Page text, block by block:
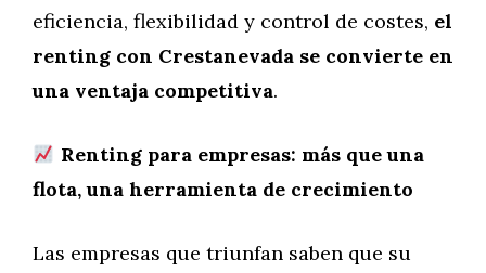
eficiencia, flexibilidad y control de costes, el
renting con Crestanevada se convierte en
una ventaja competitiva.
Renting para empresas: más que una
flota, una herramienta de crecimiento
Las empresas que triunfan saben que su